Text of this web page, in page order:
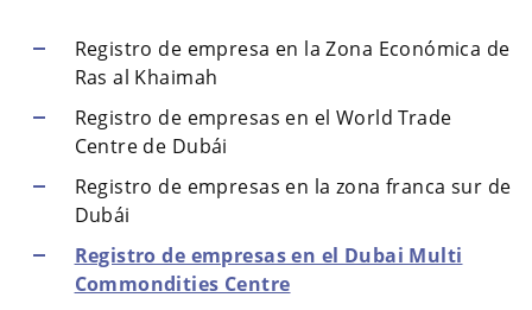
Registro de empresa en la Zona Económica de
Ras al Khaimah
Registro de empresas en el World Trade
Centre de Dubái
Registro de empresas en la zona franca sur de
Dubái
Registro de empresas en el Dubai Multi
Commondities Centre